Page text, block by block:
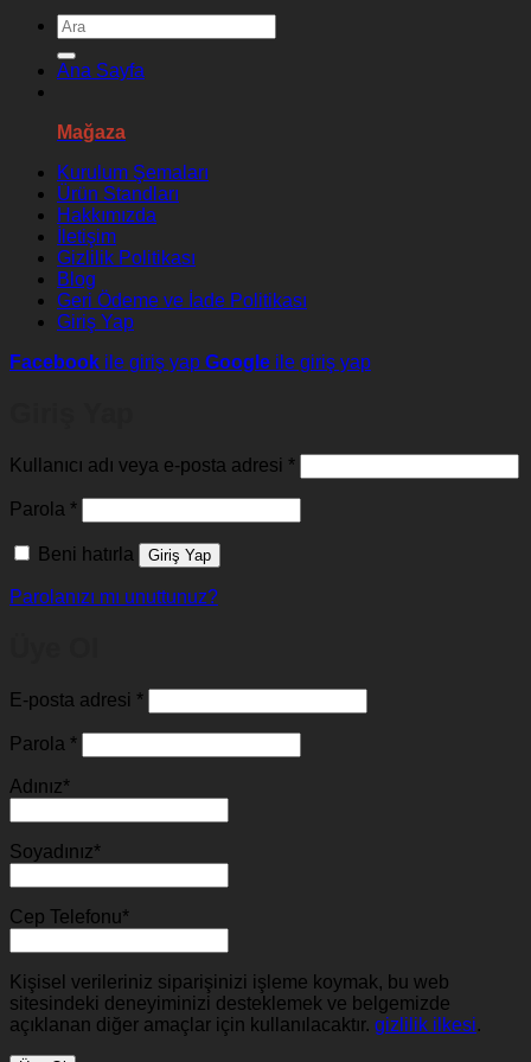
Ara:
Ana Sayfa
Mağaza
Kurulum Şemaları
Ürün Standları
Hakkımızda
İletişim
Gizlilik Politikası
Blog
Geri Ödeme ve İade Politikası
Giriş Yap
Facebook ile giriş yap Google ile giriş yap
Kullanıcı adı veya e-posta adresi *Gerekli
Parola *Gerekli
Beni hatırla Giriş Yap
Parolanızı mı unuttunuz?
E-posta adresi *Gerekli
Parola *Gerekli
Adınız*
Soyadınız*
Cep Telefonu*
Kişisel verileriniz siparişinizi işleme koymak, bu web
sitesindeki deneyiminizi desteklemek ve belgemizde
açıklanan diğer amaçlar için kullanılacaktır. gizlilik ilkesi.